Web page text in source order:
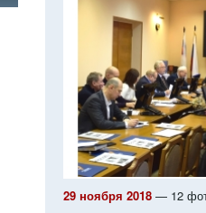
29 ноября 2018 — 12